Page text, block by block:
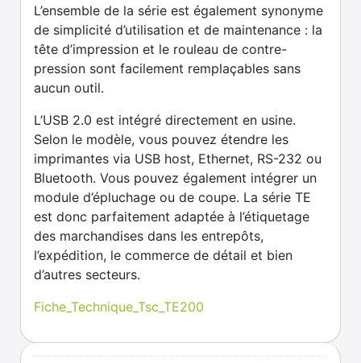
L’ensemble de la série est également synonyme
de simplicité d’utilisation et de maintenance : la
tête d’impression et le rouleau de contre-
pression sont facilement remplaçables sans
aucun outil.
L’USB 2.0 est intégré directement en usine.
Selon le modèle, vous pouvez étendre les
imprimantes via USB host, Ethernet, RS-232 ou
Bluetooth. Vous pouvez également intégrer un
module d’épluchage ou de coupe. La série TE
est donc parfaitement adaptée à l’étiquetage
des marchandises dans les entrepôts,
l’expédition, le commerce de détail et bien
d’autres secteurs.
Fiche_Technique_Tsc_TE200